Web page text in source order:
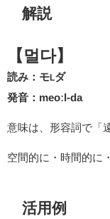
解説
【멀다】
読み：モLダ
発音：meoːl-da
意味は、形容詞で「
空間的に・時間的に
活用例